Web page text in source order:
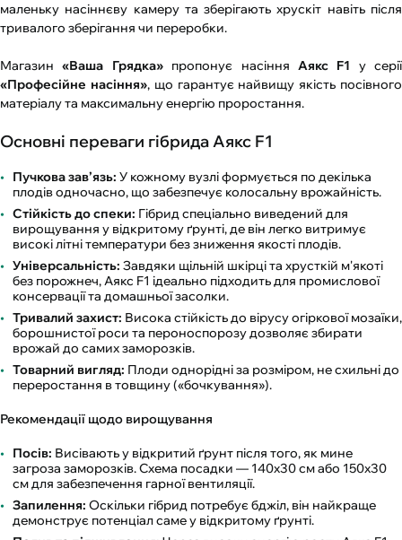
маленьку насіннєву камеру та зберігають хрускіт навіть після
тривалого зберігання чи переробки.
Магазин«Ваша Грядка»пропонує насіння Аякс F1 у серії
«Професійне насіння», що гарантує найвищу якість посівного
матеріалу та максимальну енергію проростання.
Основні переваги гібрида Аякс F1
Пучкова зав’язь: У кожному вузлі формується по декілька
плодів одночасно, що забезпечує колосальну врожайність.
Стійкість до спеки: Гібрид спеціально виведений для
вирощування у відкритому ґрунті, де він легко витримує
високі літні температури без зниження якості плодів.
Універсальність: Завдяки щільній шкірці та хрусткій м'якоті
без порожнеч, Аякс F1 ідеально підходить для промислової
консервації та домашньої засолки.
Тривалий захист: Висока стійкість до вірусу огіркової мозаїки,
борошнистої роси та пероноспорозу дозволяє збирати
врожай до самих заморозків.
Товарний вигляд: Плоди однорідні за розміром, не схильні до
переростання в товщину («бочкування»).
Рекомендації щодо вирощування
Посів: Висівають у відкритий ґрунт після того, як мине
загроза заморозків. Схема посадки — 140х30 см або 150х30
см для забезпечення гарної вентиляції.
Запилення: Оскільки гібрид потребує бджіл, він найкраще
демонструє потенціал саме у відкритому ґрунті.